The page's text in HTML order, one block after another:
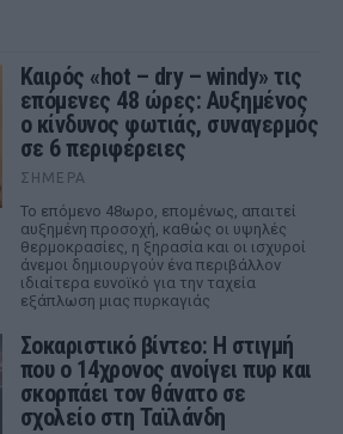
Καιρός «hot – dry – windy» τις
επόμενες 48 ώρες: Αυξημένος
ο κίνδυνος φωτιάς, συναγερμός
σε 6 περιφέρειες
ΣΉΜΕΡΑ
Το επόμενο 48ωρο, επομένως, απαιτεί
αυξημένη προσοχή, καθώς οι υψηλές
θερμοκρασίες, η ξηρασία και οι ισχυροί
άνεμοι δημιουργούν ένα περιβάλλον
ιδιαίτερα ευνοϊκό για την ταχεία
εξάπλωση μιας πυρκαγιάς
Σοκαριστικό βίντεο: Η στιγμή
που ο 14χρονος ανοίγει πυρ και
σκορπάει τον θάνατο σε
σχολείο στη Ταϊλάνδη